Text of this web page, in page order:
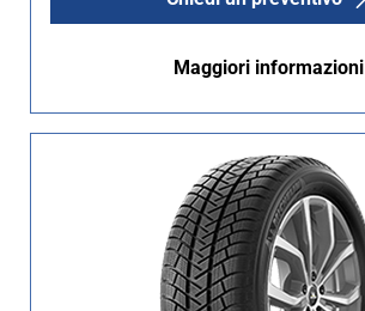
Maggiori informazioni